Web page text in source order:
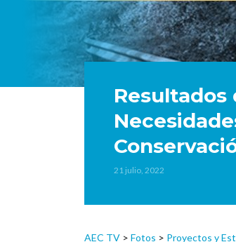
21 julio, 2022
AEC TV > Fotos > Proyectos y